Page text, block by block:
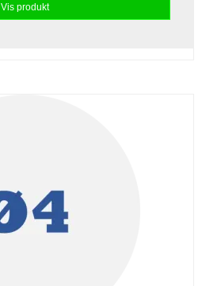
Vis produkt